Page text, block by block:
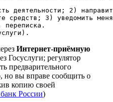
деятельности; 2)
средств; 3) уведомить
переписка.
Интернет-приёмную
Госуслуги; регулятор
предварительного
но вы вправе сообщить о
копию своей
России)